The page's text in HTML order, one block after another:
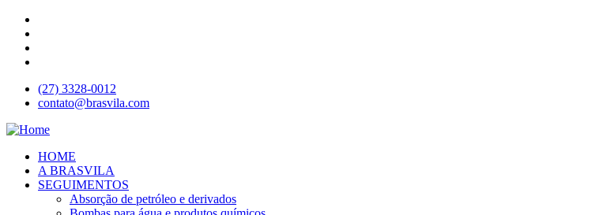
(27) 3328-0012
contato@brasvila.com
HOME
A BRASVILA
SEGUIMENTOS
Absorção de petróleo e derivados